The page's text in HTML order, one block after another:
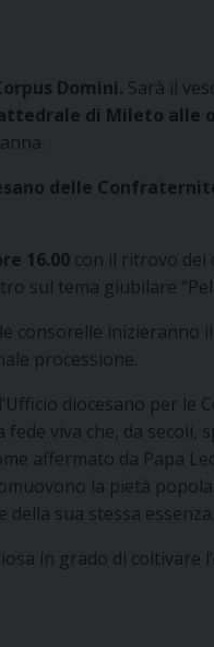
Domini. Sarà il
di Mileto alle
delle
16.00 con il ritrovo dei
sul tema giubilare
consorelle inizieranno
processione.
diocesano per
viva che, da
affermato da Papa
la pietà
sua stessa essenza.
in grado di coltivare